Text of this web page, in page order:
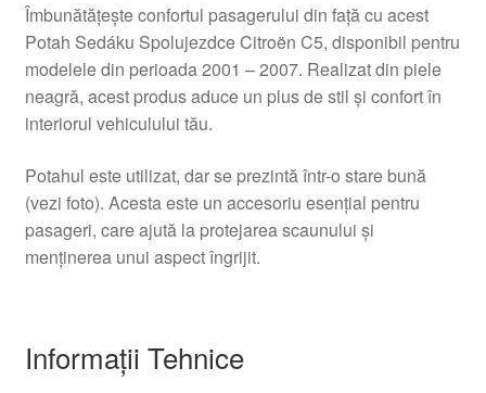
Îmbunătățește confortul pasagerului din față cu acest
Potah Sedáku Spolujezdce Citroën C5, disponibil pentru
modelele din perioada 2001 – 2007. Realizat din piele
neagră, acest produs aduce un plus de stil și confort în
interiorul vehiculului tău.
Potahul este utilizat, dar se prezintă într-o stare bună
(vezi foto). Acesta este un accesoriu esențial pentru
pasageri, care ajută la protejarea scaunului și
menținerea unui aspect îngrijit.
Informații Tehnice